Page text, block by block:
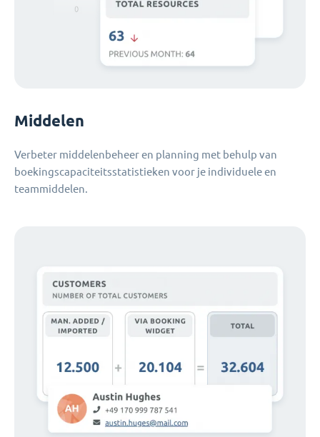
Middelen
Verbeter middelenbeheer en planning met behulp van
boekingscapaciteitsstatistieken voor je individuele en
teammiddelen.